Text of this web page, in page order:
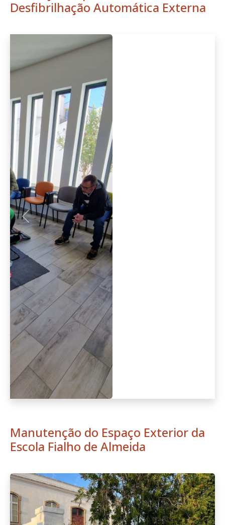
Desfibrilhação Automática Externa
Anterior
Manutenção do Espaço Exterior da
Escola Fialho de Almeida